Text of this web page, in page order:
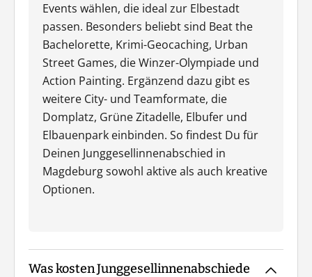
Events wählen, die ideal zur Elbestadt
passen. Besonders beliebt sind Beat the
Bachelorette, Krimi-Geocaching, Urban
Street Games, die Winzer-Olympiade und
Action Painting. Ergänzend dazu gibt es
weitere City- und Teamformate, die
Domplatz, Grüne Zitadelle, Elbufer und
Elbauenpark einbinden. So findest Du für
Deinen Junggesellinnenabschied in
Magdeburg sowohl aktive als auch kreative
Optionen.
Was kosten Junggesellinnenabschiede